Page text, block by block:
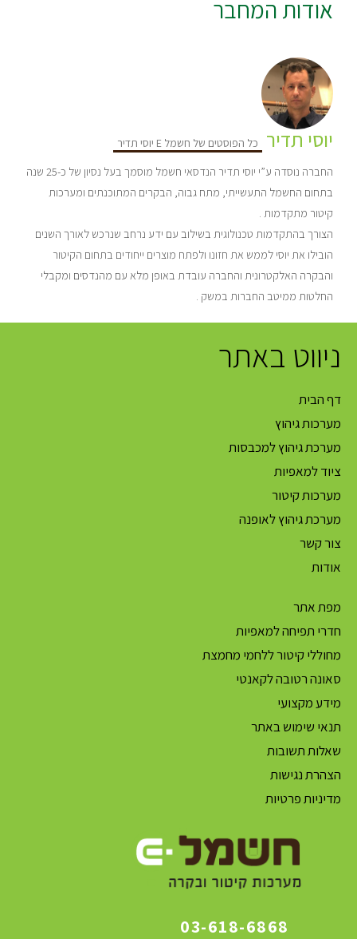
אודות המחבר
יוסי תדיר כל הפוסטים של חשמל E יוסי תדיר
החברה נוסדה ע”י יוסי תדיר הנדסאי חשמל מוסמך בעל נסיון של כ-25 שנה
בתחום החשמל התעשייתי, מתח גבוה, הבקרים המתוכנתים ומערכות
קיטור מתקדמות .
הצורך בהתקדמות טכנולוגית בשילוב עם ידע נרחב שנרכש לאורך השנים
הובילו את יוסי לממש את חזונו ולפתח מוצרים ייחודים בתחום הקיטור
והבקרה האלקטרונית והחברה עובדת באופן מלא עם מהנדסים ומקבלי
החלטות ממיטב החברות במשק .
ניווט באתר
דף הבית
מערכות גיהוץ
מערכת גיהוץ למכבסות
ציוד למאפיות
מערכות קיטור
מערכת גיהוץ לאופנה
צור קשר
אודות
מפת אתר
חדרי תפיחה למאפיות
מחוללי קיטור ללחמי מחמצת
סאונה רטובה לקאנטי
מידע מקצועי
תנאי שימוש באתר
שאלות תשובות
הצהרת נגישות
מדיניות פרטיות
03-618-6868